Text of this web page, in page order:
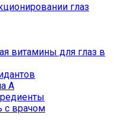
глаз
витамины для глаз в
А
с врачом